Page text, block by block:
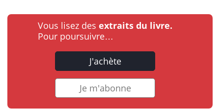
Vous lisez des extraits du livre.
Pour poursuivre…
J'achète
Je m'abonne